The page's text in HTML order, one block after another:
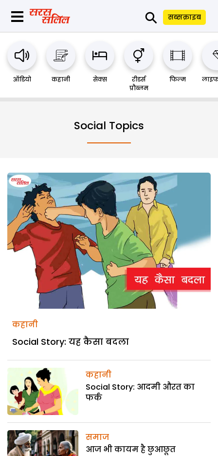
⚲ सब्सक्राइब
ऑडियो कहानी सेक्स
रीडर्स
प्रौब्लम
फिल्म
Social Topics
कहानी
Social Story: यह कैसा बदला
कहानी
Social Story: आदमी औरत का
फर्क
समाज
आज भी कायम है छुआछूत